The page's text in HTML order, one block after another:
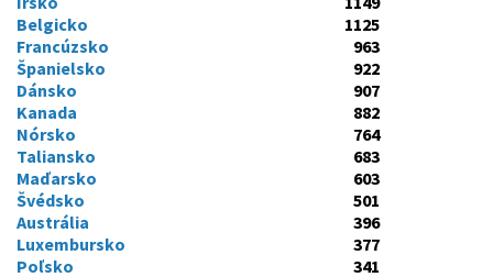
Belgicko
1125
Francúzsko
963
Španielsko
922
Dánsko
907
Kanada
882
Nórsko
764
Taliansko
683
Maďarsko
603
Švédsko
501
Austrália
396
Luxembursko
377
Poľsko
341